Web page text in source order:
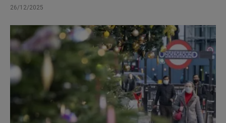
26/12/2025